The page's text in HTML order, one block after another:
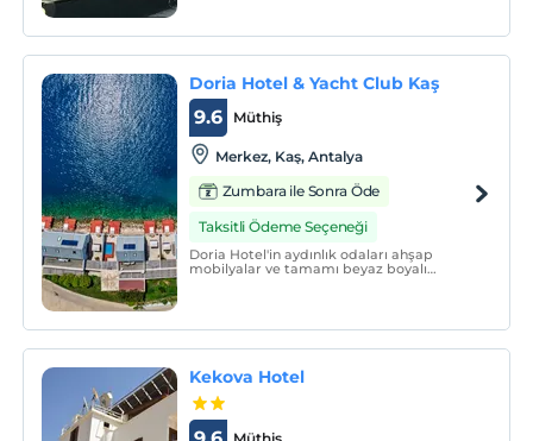
Doria Hotel & Yacht Club Kaş
Müthiş
9.6
Merkez, Kaş, Antalya
Zumbara ile Sonra Öde
Taksitli Ödeme Seçeneği
Doria Hotel'in aydınlık odaları ahşap
mobilyalar ve tamamı beyaz boyalı
erişimi, minibar ve oturma alanıyla
Kekova Hotel